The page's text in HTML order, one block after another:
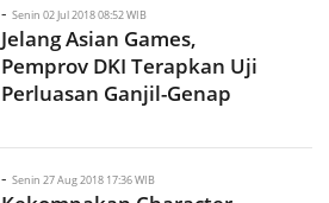
- Senin 02 Jul 2018 08:52 WIB
Jelang Asian Games,
Pemprov DKI Terapkan Uji
Perluasan Ganjil-Genap
- Senin 27 Aug 2018 17:36 WIB